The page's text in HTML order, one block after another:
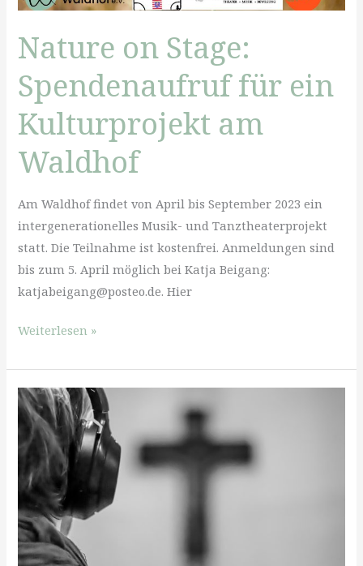
Nature on Stage:
Spendenaufruf für ein
Kulturprojekt am
Waldhof
Am Waldhof findet von April bis September 2023 ein
intergenerationelles Musik- und Tanztheaterprojekt
statt. Die Teilnahme ist kostenfrei. Anmeldungen sind
bis zum 5. April möglich bei Katja Beigang:
katjabeigang@posteo.de. Hier
Nature
Stage:
Spendenaufruf
für
ein
Kulturprojekt
am
Waldhof
Weiterlesen »